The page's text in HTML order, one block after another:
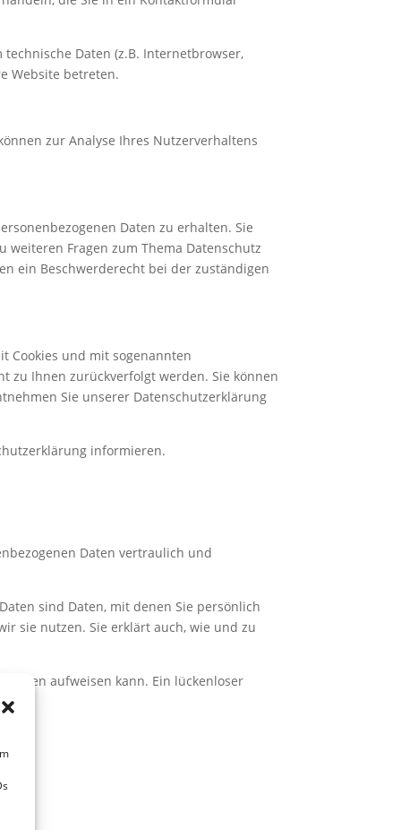
Daten (z.B. Internetbrowser,
Website betreten.
zur Analyse Ihres Nutzerverhaltens
Daten zu erhalten. Sie
weiteren Fragen zum Thema Datenschutz
ein Beschwerderecht bei der zuständigen
Cookies und mit sogenannten
zu Ihnen zurückverfolgt werden. Sie können
Sie unserer Datenschutzerklärung
informieren.
Daten vertraulich und
sind Daten, mit denen Sie persönlich
sie nutzen. Sie erklärt auch, wie und zu
aufweisen kann. Ein lückenloser